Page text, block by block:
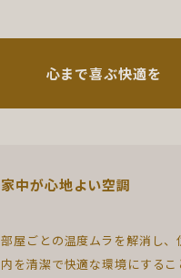
心まで喜ぶ快適を
家中が心地よい空調
部屋ごとの温度ムラを解消し、
内を清潔で快適な環境にするこ